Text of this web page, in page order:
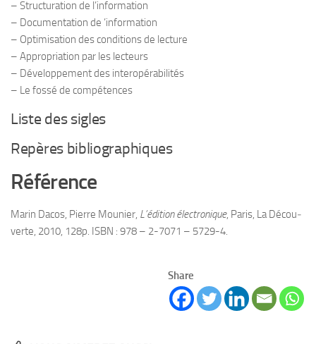
– Struc­tu­ra­tion de l’information
– Docu­men­ta­tion de ’infor­ma­tion
– Opti­mi­sa­tion des condi­tions de lec­ture
– Appro­pria­tion par les lec­teurs
– Déve­lop­pe­ment des inter­opé­ra­bi­li­tés
– Le fossé de compétences
Liste des sigles
Repères biblio­gra­phiques
Réfé­rence
Marin Dacos, Pierre Mou­nier, L’édition élec­tro­nique, Paris, La Décou­
verte, 2010, 128p. ISBN : 978 – 2-​7071 – 5729-​4.
Share